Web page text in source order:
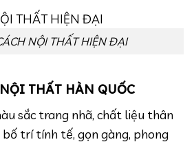
NỘI THẤT HIỆN ĐẠI
THẤT HÀN QUỐC
sắc trang nhã, chất liệu thân
bố trí tính tế, gọn gàng, phong